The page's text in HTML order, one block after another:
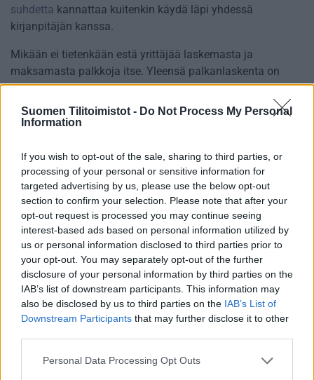
Suomen Tilitoimistot - Do Not Process My Personal
Information
If you wish to opt-out of the sale, sharing to third parties, or
processing of your personal or sensitive information for
targeted advertising by us, please use the below opt-out
section to confirm your selection. Please note that after your
opt-out request is processed you may continue seeing
interest-based ads based on personal information utilized by
us or personal information disclosed to third parties prior to
your opt-out. You may separately opt-out of the further
disclosure of your personal information by third parties on the
IAB’s list of downstream participants. This information may
also be disclosed by us to third parties on the IAB’s List of
Downstream Participants that may further disclose it to other
Please note that this website/app uses one or more Google
Personal Data Processing Opt Outs
suhdetta kannattaa kuitenkin käydä läpi yhdessä
kirjanpitäjän kanssa.
Mikään ei tietenkään estä yrittäjää laskemasta ja
maksamasta palkkoja itse. Yleensä palkanlaskenta on
kuitenkin ulkoistettu tilitoimistolle, sillä palkanmaksussa
on kyse paljon muustakin kuin rahan siirtämisestä yhtiön
tililtä yrittäjän tilille.
Toiminimen palkka on
terminä harhaanjohtava
Yksityinen elinkeinonharjoittaja eli toiminimiyrittäjä ei voi
maksaa itselleen palkkaa, vaan rahaa voi siirtää
toiminimen tililtä omalle tilille vapaasti yksityisnostoina.
Kyse ei ole palkanmaksusta, mutta puhekielessä